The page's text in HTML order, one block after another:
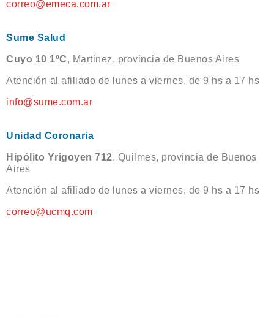
correo@emeca.com.ar
Sume Salud
Cuyo 10 1ºC, Martinez, provincia de Buenos Aires
Atención al afiliado de lunes a viernes, de 9 hs a 17 hs
info@sume.com.ar
Unidad Coronaria
Hipólito Yrigoyen 712, Quilmes, provincia de Buenos
Aires
Atención al afiliado de lunes a viernes, de 9 hs a 17 hs
correo@ucmq.com